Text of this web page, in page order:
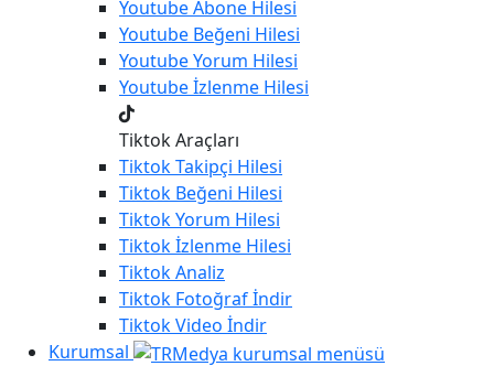
YoutubeAbone Hilesi
Youtube Beğeni Hilesi
YoutubeYorum Hilesi
Youtubeİzlenme Hilesi
Tiktok Araçları
TiktokTakipçi Hilesi
Tiktok Beğeni Hilesi
TiktokYorum Hilesi
Tiktokİzlenme Hilesi
TiktokAnaliz
Tiktok Fotoğraf İndir
TiktokVideo İndir
Kurumsal